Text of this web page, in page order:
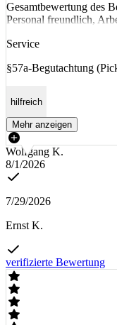
Gesamtbewertung des
Personal freundlich,
Service
§57a-Begutachtung
hilfreich
Mehr anzeigen
Wolfgang K.
8/1/2026
7/29/2026
Ernst K.
verifizierte Bewertung